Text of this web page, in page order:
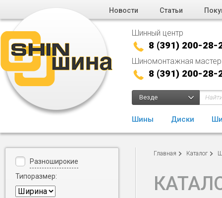
Новости Статьи
Шинный центр
8 (391) 200-28-
Шиномонтажная
8 (391) 200-28-
Везде
Шины Диски
Главная Каталог
Разноширокие
Типоразмер: